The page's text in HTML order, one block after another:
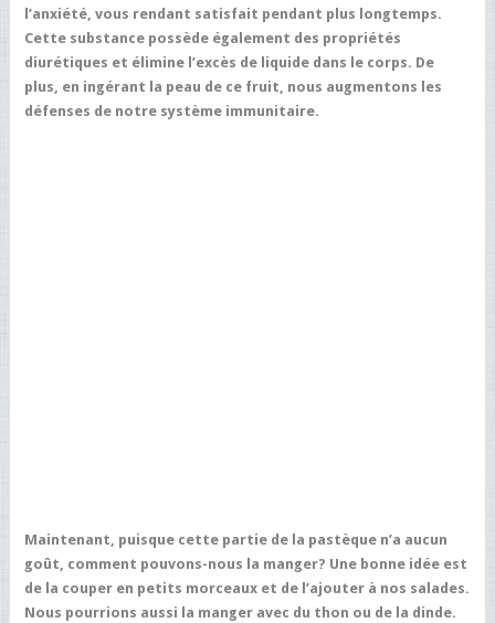
l’anxiété, vous rendant satisfait pendant plus longtemps.
Cette substance possède également des propriétés
diurétiques et élimine l’excès de liquide dans le corps. De
plus, en ingérant la peau de ce fruit, nous augmentons les
défenses de notre système immunitaire.
Maintenant, puisque cette partie de la pastèque n’a aucun
goût, comment pouvons-nous la manger? Une bonne idée est
de la couper en petits morceaux et de l’ajouter à nos salades.
Nous pourrions aussi la manger avec du thon ou de la dinde.